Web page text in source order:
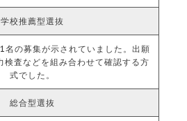
学校推薦型選抜
名の募集が示されていました。出願
検査などを組み合わせて確認する方
式でした。
総合型選抜